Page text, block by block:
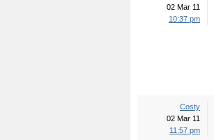
02 Mar 11
10:37 pm
Costy
02 Mar 11
11:57 pm